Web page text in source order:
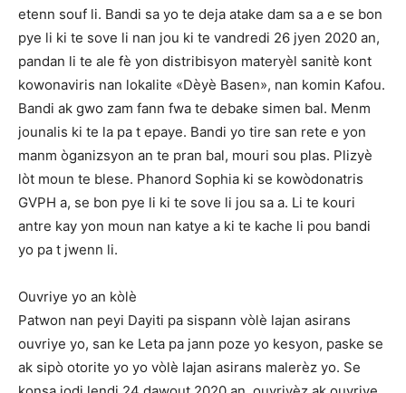
etenn souf li. Bandi sa yo te deja atake dam sa a e se bon
pye li ki te sove li nan jou ki te vandredi 26 jyen 2020 an,
pandan li te ale fè yon distribisyon materyèl sanitè kont
kowonaviris nan lokalite «Dèyè Basen», nan komin Kafou.
Bandi ak gwo zam fann fwa te debake simen bal. Menm
jounalis ki te la pa t epaye. Bandi yo tire san rete e yon
manm òganizsyon an te pran bal, mouri sou plas. Plizyè
lòt moun te blese. Phanord Sophia ki se kowòdonatris
GVPH a, se bon pye li ki te sove li jou sa a. Li te kouri
antre kay yon moun nan katye a ki te kache li pou bandi
yo pa t jwenn li.
Ouvriye yo an kòlè
Patwon nan peyi Dayiti pa sispann vòlè lajan asirans
ouvriye yo, san ke Leta pa jann poze yo kesyon, paske se
ak sipò otorite yo yo vòlè lajan asirans malerèz yo. Se